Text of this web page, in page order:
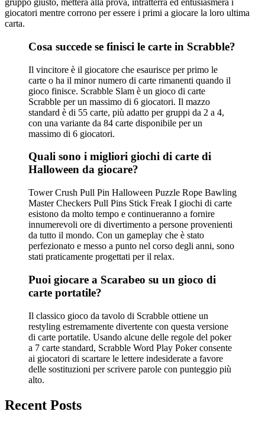
gruppo giusto, metterà alla prova, intratterrà ed entusiasmerà i
giocatori mentre corrono per essere i primi a giocare la loro ultima
carta.
Cosa succede se finisci le carte in Scrabble?
Il vincitore è il giocatore che esaurisce per primo le
carte o ha il minor numero di carte rimanenti quando il
gioco finisce. Scrabble Slam è un gioco di carte
Scrabble per un massimo di 6 giocatori. Il mazzo
standard è di 55 carte, più adatto per gruppi da 2 a 4,
con una variante da 84 carte disponibile per un
massimo di 6 giocatori.
Quali sono i migliori giochi di carte di
Halloween da giocare?
Tower Crush Pull Pin Halloween Puzzle Rope Bawling
Master Checkers Pull Pins Stick Freak I giochi di carte
esistono da molto tempo e continueranno a fornire
innumerevoli ore di divertimento a persone provenienti
da tutto il mondo. Con un gameplay che è stato
perfezionato e messo a punto nel corso degli anni, sono
stati praticamente progettati per il relax.
Puoi giocare a Scarabeo su un gioco di
carte portatile?
Il classico gioco da tavolo di Scrabble ottiene un
restyling estremamente divertente con questa versione
di carte portatile. Usando alcune delle regole del poker
a 7 carte standard, Scrabble Word Play Poker consente
ai giocatori di scartare le lettere indesiderate a favore
delle sostituzioni per scrivere parole con punteggio più
alto.
Recent Posts